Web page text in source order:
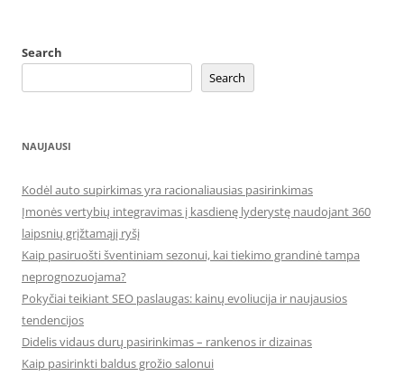
Search
Search
NAUJAUSI
Kodėl auto supirkimas yra racionaliausias pasirinkimas
Įmonės vertybių integravimas į kasdienę lyderystę naudojant 360
laipsnių grįžtamąjį ryšį
Kaip pasiruošti šventiniam sezonui, kai tiekimo grandinė tampa
neprognozuojama?
Pokyčiai teikiant SEO paslaugas: kainų evoliucija ir naujausios
tendencijos
Didelis vidaus durų pasirinkimas – rankenos ir dizainas
Kaip pasirinkti baldus grožio salonui